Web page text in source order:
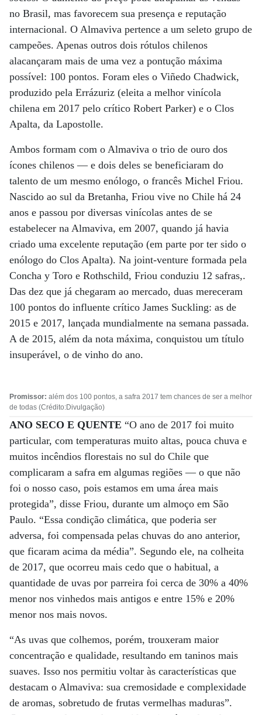
no Brasil, mas favorecem sua presença e reputação
internacional. O Almaviva pertence a um seleto grupo de
campeões. Apenas outros dois rótulos chilenos
alacançaram mais de uma vez a pontução máxima
possível: 100 pontos. Foram eles o Viñedo Chadwick,
produzido pela Errázuriz (eleita a melhor vinícola
chilena em 2017 pelo crítico Robert Parker) e o Clos
Apalta, da Lapostolle.
Ambos formam com o Almaviva o trio de ouro dos
ícones chilenos — e dois deles se beneficiaram do
talento de um mesmo enólogo, o francês Michel Friou.
Nascido ao sul da Bretanha, Friou vive no Chile há 24
anos e passou por diversas vinícolas antes de se
estabelecer na Almaviva, em 2007, quando já havia
criado uma excelente reputação (em parte por ter sido o
enólogo do Clos Apalta). Na joint-venture formada pela
Concha y Toro e Rothschild, Friou conduziu 12 safras,.
Das dez que já chegaram ao mercado, duas mereceram
100 pontos do influente crítico James Suckling: as de
2015 e 2017, lançada mundialmente na semana passada.
A de 2015, além da nota máxima, conquistou um título
insuperável, o de vinho do ano.
Promissor: além dos 100 pontos, a safra 2017 tem chances de ser a melhor
de todas (Crédito:Divulgação)
ANO SECO E QUENTE “O ano de 2017 foi muito
particular, com temperaturas muito altas, pouca chuva e
muitos incêndios florestais no sul do Chile que
complicaram a safra em algumas regiões — o que não
foi o nosso caso, pois estamos em uma área mais
protegida”, disse Friou, durante um almoço em São
Paulo. “Essa condição climática, que poderia ser
adversa, foi compensada pelas chuvas do ano anterior,
que ficaram acima da média”. Segundo ele, na colheita
de 2017, que ocorreu mais cedo que o habitual, a
quantidade de uvas por parreira foi cerca de 30% a 40%
menor nos vinhedos mais antigos e entre 15% e 20%
menor nos mais novos.
“As uvas que colhemos, porém, trouxeram maior
concentração e qualidade, resultando em taninos mais
suaves. Isso nos permitiu voltar às características que
destacam o Almaviva: sua cremosidade e complexidade
de aromas, sobretudo de frutas vermelhas maduras”.